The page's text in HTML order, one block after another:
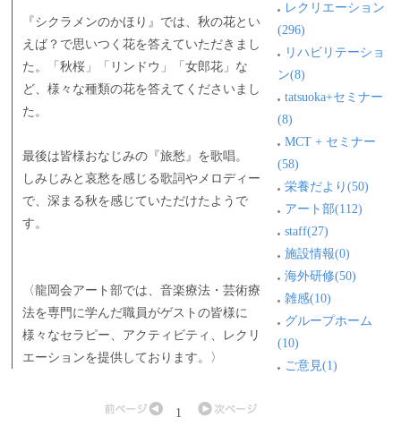
『シクラメンのかほり』では、秋の花とい
えば？で思いつく花を答えていただきまし
た。「秋桜」「リンドウ」「女郎花」な
ど、様々な種類の花を答えてくださいまし
た。
最後は皆様おなじみの『旅愁』を歌唱。
しみじみと哀愁を感じる歌詞やメロディー
で、深まる秋を感じていただけたようで
す。
〈龍岡会アート部では、音楽療法・芸術療
法を専門に学んだ職員がゲストの皆様に
様々なセラピー、アクティビティ、レクリ
エーションを提供しております。〉
1
レクリエーション
(296)
リハビリテーショ
ン(8)
tatsuoka+セミナー
(8)
MCT + セミナー
(58)
栄養だより(50)
アート部(112)
staff(27)
施設情報(0)
海外研修(50)
雑感(10)
グループホーム
(10)
ご意見(1)